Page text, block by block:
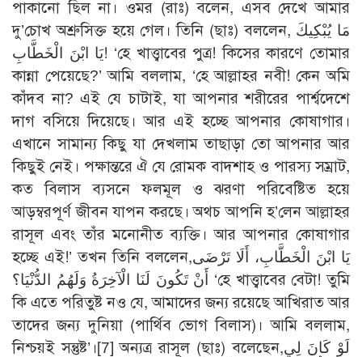
পাকানো ছিল না। ওমর (রাঃ) বলেন, এসব দেখে আমার
দু’চোখ অশ্রুসিক্ত হয়ে গেল। তিনি (ছাঃ) বললেন, مَا يُبْكِيكَ
يَا ابْنَ الْخَطَّابِ! ‘হে খাত্ত্বাবের পুত্র! কিসের কারণে তোমার
কান্না পেয়েছে?’ আমি বললাম, ‘হে আল্লাহর নবী! কেন অমি
কাঁদব না? এই যে চাটাই, যা আপনার শরীরের পার্শ্বদেশে
দাগ বসিয়ে দিয়েছে। আর এই হচ্ছে আপনার কোষাগার।
এখানে সামান্য কিছু যা দেখলাম তাছাড়া তো আপনার আর
কিছুই নেই। পক্ষান্তরে ঐ যে রোমক বাদশাহ ও পারস্য সম্রাট,
কত বিলাস ব্যসনে ফলমূল ও ঝরণা পরিবেষ্টিত হয়ে
আড়ম্বরপূর্ণ জীবন যাপন করছে। অথচ আপনি হ’লেন আল্লাহর
রাসূল এবং তাঁর মনোনীত ব্যক্তি। আর আপনার কোষাগার
হচ্ছে এই!’ তখন তিনি বললেন,يَا ابْنَ الْخَطَّابِ، أَلَا تَرْضَى
أَنْ تَكُونَ لَنَا الْآخِرَةُ وَلَهُمُ الدُّنْيَا؟ ‘হে খাত্ত্বাবের বেটা! তুমি
কি এতে পরিতুষ্ট নও যে, আমাদের জন্য রয়েছে আখিরাত আর
তাদের জন্য দুনিয়া (পার্থিব ভোগ বিলাস)। আমি বললাম,
নিশ্চয়ই সন্তুষ্ট’।[7] অন্যত্র রাসূল (ছাঃ) বলেছেন,لَوْ كَانَ لِي